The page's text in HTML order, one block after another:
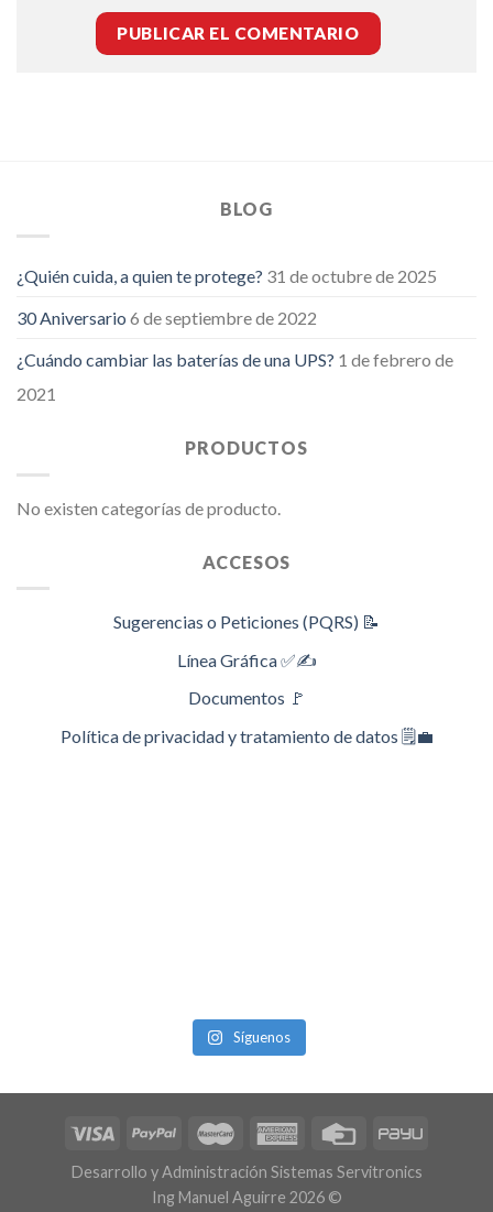
BLOG
¿Quién cuida, a quien te protege? 31 de octubre de 2025
30 Aniversario 6 de septiembre de 2022
¿Cuándo cambiar las baterías de una UPS? 1 de febrero de
2021
PRODUCTOS
No existen categorías de producto.
ACCESOS
Sugerencias o Peticiones (PQRS) 📝
Línea Gráfica ✅✍️
Documentos 🚩
Política de privacidad y tratamiento de datos 🗒️💼
Síguenos
Desarrollo y Administración Sistemas Servitronics
Ing Manuel Aguirre 2026 ©